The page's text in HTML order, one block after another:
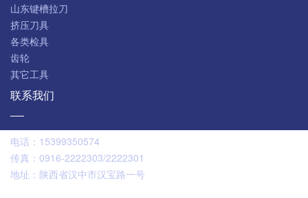
山东键槽拉刀
挤压刀具
各类检具
齿轮
其它工具
联系我们
电话： 15399350574
传真： 0916-2222303/2222301
地址： 陕西省汉中市汉宝路一号